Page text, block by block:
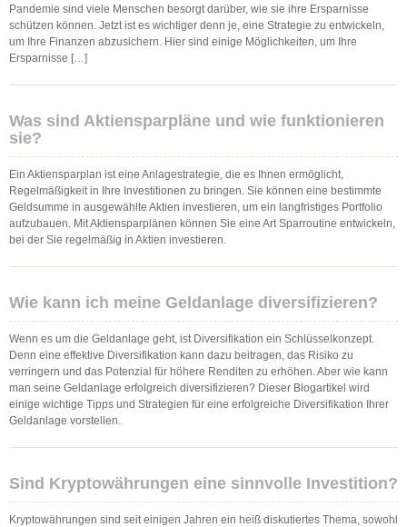
Pandemie sind viele Menschen besorgt darüber, wie sie ihre Ersparnisse
schützen können. Jetzt ist es wichtiger denn je, eine Strategie zu entwickeln,
um Ihre Finanzen abzusichern. Hier sind einige Möglichkeiten, um Ihre
Ersparnisse […]
Was sind Aktiensparpläne und wie funktionieren
sie?
Ein Aktiensparplan ist eine Anlagestrategie, die es Ihnen ermöglicht,
Regelmäßigkeit in Ihre Investitionen zu bringen. Sie können eine bestimmte
Geldsumme in ausgewählte Aktien investieren, um ein langfristiges Portfolio
aufzubauen. Mit Aktiensparplänen können Sie eine Art Sparroutine entwickeln,
bei der Sie regelmäßig in Aktien investieren.
Wie kann ich meine Geldanlage diversifizieren?
Wenn es um die Geldanlage geht, ist Diversifikation ein Schlüsselkonzept.
Denn eine effektive Diversifikation kann dazu beitragen, das Risiko zu
verringern und das Potenzial für höhere Renditen zu erhöhen. Aber wie kann
man seine Geldanlage erfolgreich diversifizieren? Dieser Blogartikel wird
einige wichtige Tipps und Strategien für eine erfolgreiche Diversifikation Ihrer
Geldanlage vorstellen.
Sind Kryptowährungen eine sinnvolle Investition?
Kryptowährungen sind seit einigen Jahren ein heiß diskutiertes Thema, sowohl